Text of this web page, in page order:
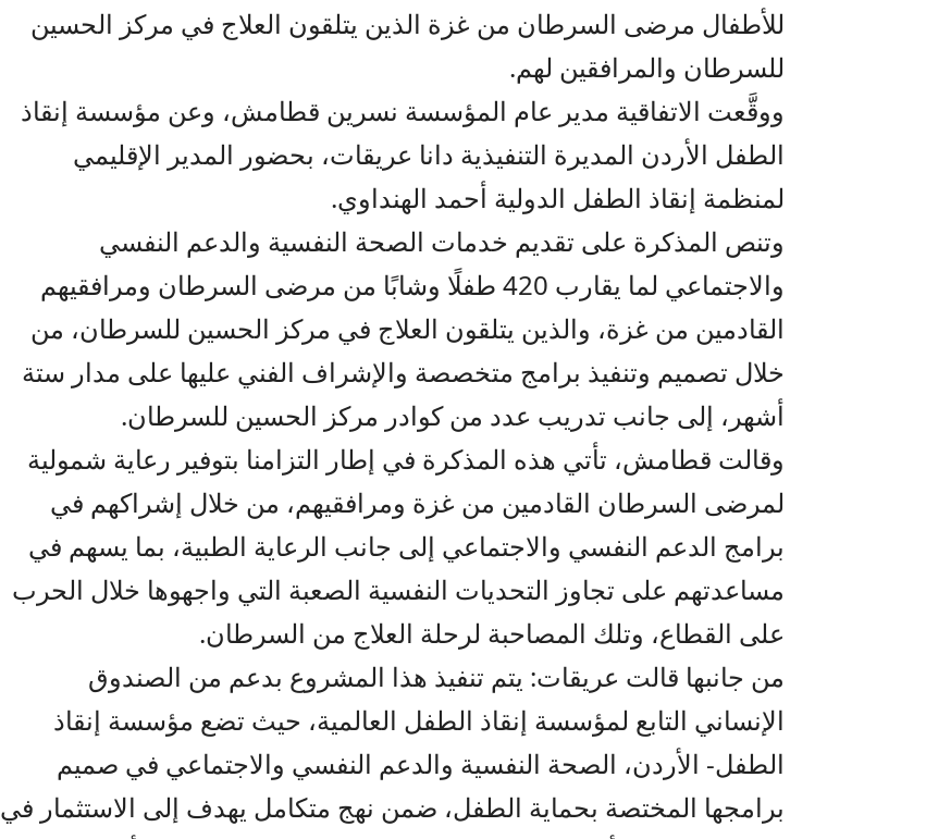
للأطفال مرضى السرطان من غزة الذين يتلقون العلاج في مركز الحسين
للسرطان والمرافقين لهم.
ووقَّعت الاتفاقية مدير عام المؤسسة نسرين قطامش، وعن مؤسسة إنقاذ
الطفل الأردن المديرة التنفيذية دانا عريقات، بحضور المدير الإقليمي
لمنظمة إنقاذ الطفل الدولية أحمد الهنداوي.
وتنص المذكرة على تقديم خدمات الصحة النفسية والدعم النفسي
والاجتماعي لما يقارب 420 طفلًا وشابًا من مرضى السرطان ومرافقيهم
القادمين من غزة، والذين يتلقون العلاج في مركز الحسين للسرطان، من
خلال تصميم وتنفيذ برامج متخصصة والإشراف الفني عليها على مدار ستة
أشهر، إلى جانب تدريب عدد من كوادر مركز الحسين للسرطان.
وقالت قطامش، تأتي هذه المذكرة في إطار التزامنا بتوفير رعاية شمولية
لمرضى السرطان القادمين من غزة ومرافقيهم، من خلال إشراكهم في
برامج الدعم النفسي والاجتماعي إلى جانب الرعاية الطبية، بما يسهم في
مساعدتهم على تجاوز التحديات النفسية الصعبة التي واجهوها خلال الحرب
على القطاع، وتلك المصاحبة لرحلة العلاج من السرطان.
من جانبها قالت عريقات: يتم تنفيذ هذا المشروع بدعم من الصندوق
الإنساني التابع لمؤسسة إنقاذ الطفل العالمية، حيث تضع مؤسسة إنقاذ
الطفل- الأردن، الصحة النفسية والدعم النفسي والاجتماعي في صميم
برامجها المختصة بحماية الطفل، ضمن نهج متكامل يهدف إلى الاستثمار في